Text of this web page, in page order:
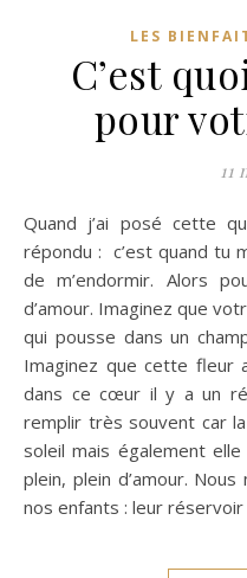
LES
C’est
pour
11
Quand j’ai posé cette question à mon fils ainé, il m’a
répondu : c’est quand tu
de m’endormir. Alors
d’amour. Imaginez que
qui pousse dans un
Imaginez que cette
dans ce cœur il y a un
remplir très souvent car
soleil mais également
plein, plein d’amour.
nos enfants : leur